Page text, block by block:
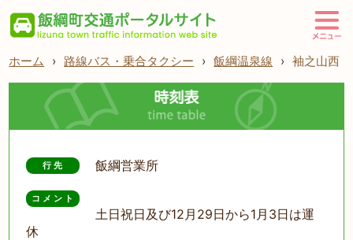
ホーム › 路線バス・乗合タクシー › 飯綱温泉線 › 袖之山西
行先 飯綱営業所
コメント
土日祝日及び12月29日から1月3日は運
休